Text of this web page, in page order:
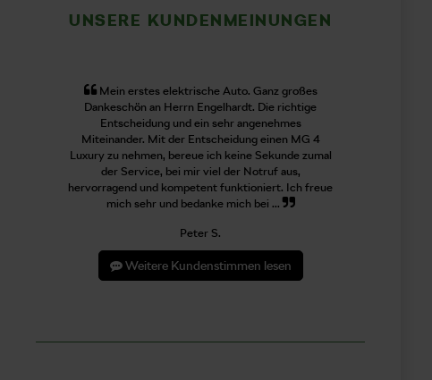
UNSERE KUNDENMEINUNGEN
Mein erstes elektrische Auto. Ganz großes
Dankeschön an Herrn Engelhardt. Die richtige
Entscheidung und ein sehr angenehmes
Miteinander. Mit der Entscheidung einen MG 4
Luxury zu nehmen, bereue ich keine Sekunde zumal
der Service, bei mir viel der Notruf aus,
hervorragend und kompetent funktioniert. Ich freue
mich sehr und bedanke mich bei ...
Peter S.
Weitere Kundenstimmen lesen